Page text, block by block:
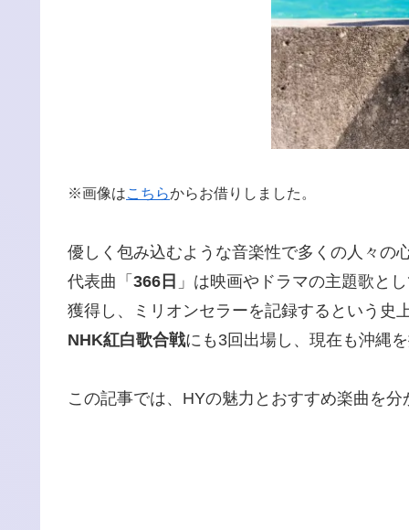
※画像はこちらからお借りしました。
優しく包み込むような音楽性で多くの人々の
代表曲「 366日 」は映画やドラマの主題歌と
獲得し、ミリオンセラーを記録するという史
NHK紅白歌合戦にも3回出場し、現在も沖縄
この記事では、HYの魅力とおすすめ楽曲を